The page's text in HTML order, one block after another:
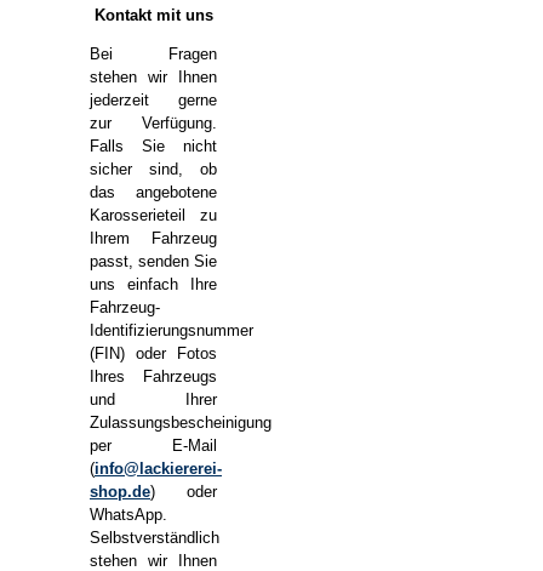
Kontakt mit uns
Bei Fragen
stehen wir Ihnen
jederzeit gerne
zur Verfügung.
Falls Sie nicht
sicher sind, ob
das angebotene
Karosserieteil zu
Ihrem Fahrzeug
passt, senden Sie
uns einfach Ihre
Fahrzeug-
Identifizierungsnummer
(FIN) oder Fotos
Ihres Fahrzeugs
und Ihrer
Zulassungsbescheinigung
per E-Mail
(info@lackiererei-
shop.de) oder
WhatsApp.
Selbstverständlich
stehen wir Ihnen